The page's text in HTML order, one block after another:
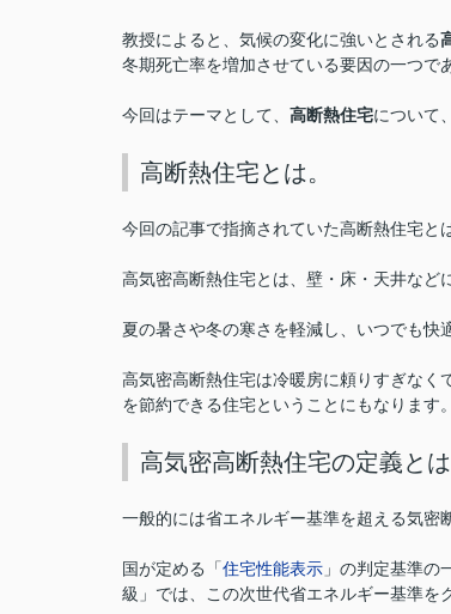
教授によると、気候の変化に強いとされる
冬期死亡率を増加させている要因の一つで
今回はテーマとして、 高断熱住宅について
高断熱住宅とは。
今回の記事で指摘されていた高断熱住宅と
高気密高断熱住宅とは、壁・床・天井など
夏の暑さや冬の寒さを軽減し、いつでも快
高気密高断熱住宅は冷暖房に頼りすぎなく
を節約できる住宅ということにもなります。
高気密高断熱住宅の定義とは
一般的には省エネルギー基準を超える気密
国が定める「住宅性能表示 」の判定基準の
級」では、この次世代省エネルギー基準を